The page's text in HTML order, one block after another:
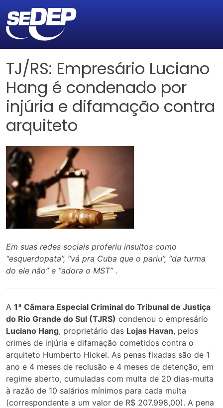
TJ/RS: Empresário Luciano
Hang é condenado por
injúria e difamação contra
arquiteto
Em suas redes sociais proferiu insultos como
“esquerdopata”, “vá pra Cuba que o pariu”, “da turma
do ele não” e “adora o MST” .
A 1ª Câmara Especial Criminal do Tribunal de Justiça
do Rio Grande do Sul (TJRS) condenou o empresário
Luciano Hang, proprietário das Lojas Havan, pelos
crimes de injúria e difamação cometidos contra o
arquiteto Humberto Hickel. As penas fixadas são de 1
ano e 4 meses de reclusão e 4 meses de detenção, em
regime aberto, cumuladas com multa de 20 dias-multa
à razão de 10 salários mínimos para cada multa
(correspondente a um valor de R$ 207.998,00). A pena